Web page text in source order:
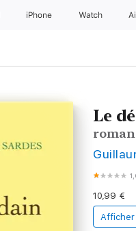
iPhone Watch
Le
roman
10,99 €
Afficher